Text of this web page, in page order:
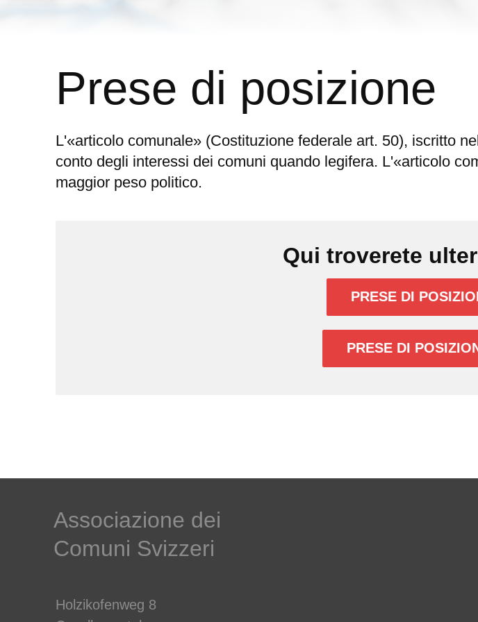
Prese di posizione
L'«articolo comunale» (Costituzione federale art. 50), iscritto
conto degli interessi dei comuni quando legifera. L'«articolo
maggior peso politico.
Qui troverete
PRESE DI
PRESE DI
Associazione dei
Comuni Svizzeri
Holzikofenweg 8